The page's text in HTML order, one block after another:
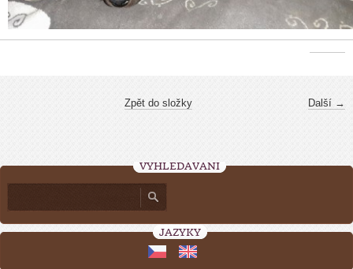
Další →
Zpět do složky
VYHLEDÁVÁNÍ
JAZYKY